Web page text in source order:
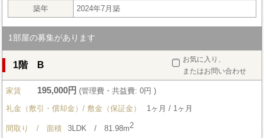
築年
2024年7月築
1部屋の募集があります
お気に入り、
またはお問い合わせ
1階 B
家賃 195,000円 (管理費・共益費: 0円 )
礼金（敷引・償却金）/ 敷金（保証金）
1ヶ月 / 1ヶ月
間取り / 面積 3LDK / 81.98m2